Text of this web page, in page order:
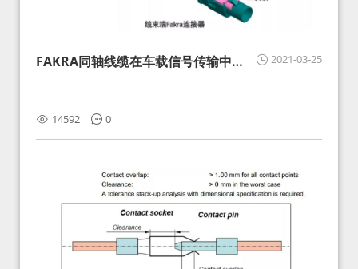
2021-03-25
FAKRA同轴线缆在车载信号传输中的
14592 0